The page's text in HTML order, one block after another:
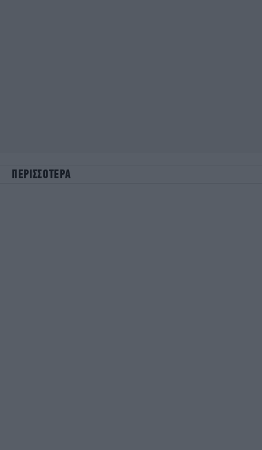
ΠΕΡΙΣΣΟΤΕΡΑ